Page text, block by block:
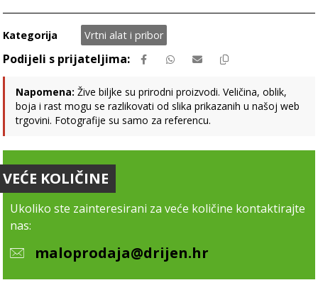
Kategorija Vrtni alat i pribor
Napomena: Žive biljke su prirodni proizvodi. Veličina, oblik,
boja i rast mogu se razlikovati od slika prikazanih u našoj web
trgovini. Fotografije su samo za referencu.
VEĆE KOLIČINE
Ukoliko ste zainteresirani za veće količine kontaktirajte
nas:
maloprodaja@drijen.hr